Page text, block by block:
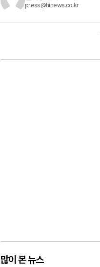
press@hinews.co.kr
많이 본 뉴스